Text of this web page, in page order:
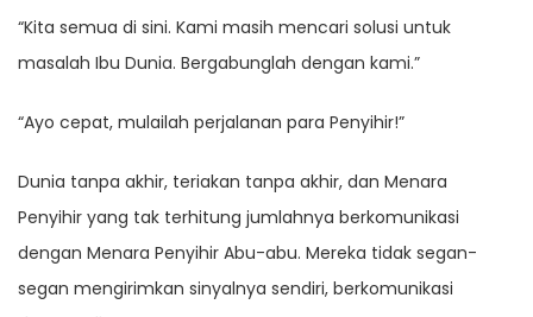
“Kita semua di sini. Kami masih mencari solusi untuk
masalah Ibu Dunia. Bergabunglah dengan kami.”
“Ayo cepat, mulailah perjalanan para Penyihir!”
Dunia tanpa akhir, teriakan tanpa akhir, dan Menara
Penyihir yang tak terhitung jumlahnya berkomunikasi
dengan Menara Penyihir Abu-abu. Mereka tidak segan-
segan mengirimkan sinyalnya sendiri, berkomunikasi